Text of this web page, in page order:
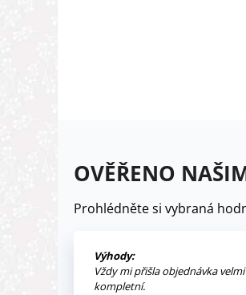
OVĚŘENO
Prohlédněte si vybraná
Výhody:
Vždy mi přišla objednávka
kompletní.